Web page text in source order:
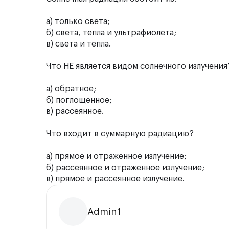
а) только света;
б) света, тепла и ультрафиолета;
в) света и тепла.
Что НЕ является видом солнечного
а) обратное;
б) поглощенное;
в) рассеянное.
Что входит в суммарную радиацию?
а) прямое и отраженное излучение;
б) рассеянное и отраженное излучение;
в) прямое и рассеянное излучение.
Admin1